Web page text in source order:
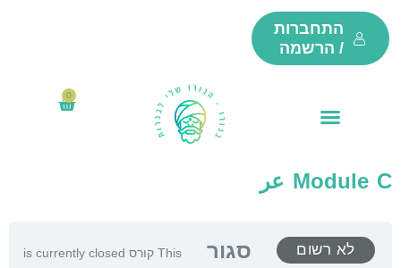
דילוג
לתוכן
התחברות
/ הרשמה
0
עגלת
Module C عر
לא רשום סגור This קורס is currently closed